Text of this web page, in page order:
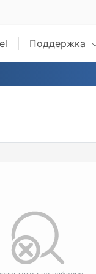
Поддержка